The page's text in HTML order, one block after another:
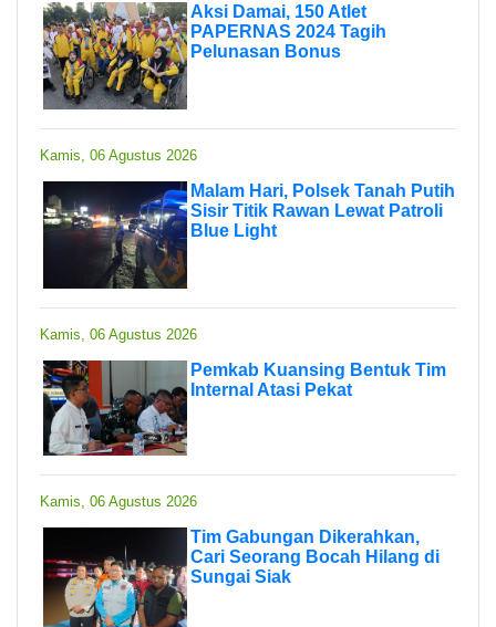
Aksi Damai, 150 Atlet
PAPERNAS 2024 Tagih
Pelunasan Bonus
Kamis, 06 Agustus 2026
Malam Hari, Polsek Tanah Putih
Sisir Titik Rawan Lewat Patroli
Blue Light
Kamis, 06 Agustus 2026
Pemkab Kuansing Bentuk Tim
Internal Atasi Pekat
Kamis, 06 Agustus 2026
Tim Gabungan Dikerahkan,
Cari Seorang Bocah Hilang di
Sungai Siak